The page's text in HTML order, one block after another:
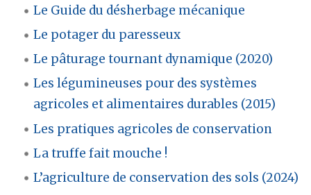
Le Guide du désherbage mécanique
Le potager du paresseux
Le pâturage tournant dynamique (2020)
Les légumineuses pour des systèmes
agricoles et alimentaires durables (2015)
Les pratiques agricoles de conservation
La truffe fait mouche !
L’agriculture de conservation des sols (2024)